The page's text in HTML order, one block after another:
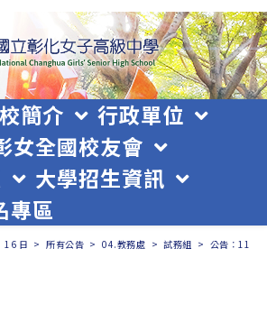
簡介
行政單位
女全國校友會
大學招生資訊
專區
16 日 > 所有公告 > 04.教務處 > 試務組 > 公告：114